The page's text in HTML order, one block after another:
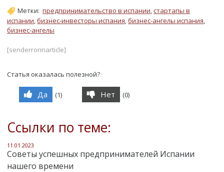
Метки: предпринимательство в испании,стартапы в
испании,бизнес-инвесторы испания,бизнес-ангелы испания,
бизнес-ангелы
[senderrorinarticle]
Статья оказалась полезной?
Да (1) Нет (0)
Ссылки по теме:
11.01.2023
Советы успешных предпринимателей Испании
нашего времени